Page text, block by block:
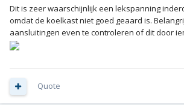
Dit is zeer waarschijnlijk een lekspanning
omdat de koelkast niet goed geaard is.
aansluitingen even te controleren of dit door
Quote